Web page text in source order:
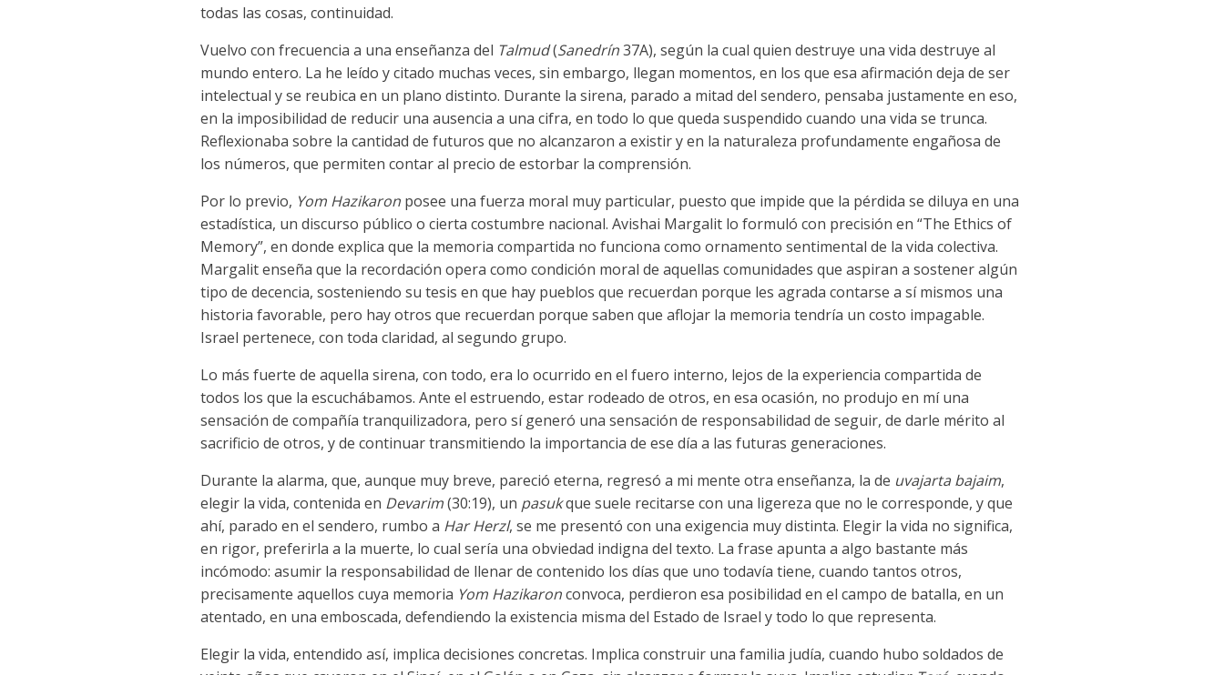
todas las cosas, continuidad.
Vuelvo con frecuencia a una enseñanza del Talmud(Sanedrín37A), según la cual quien destruye una vida destruye al
mundo entero. La he leído y citado muchas veces, sin embargo, llegan momentos, en los que esa afirmación deja de ser
intelectual y se reubica en un plano distinto. Durante la sirena, parado a mitad del sendero, pensaba justamente en eso,
en la imposibilidad de reducir una ausencia a una cifra, en todo lo que queda suspendido cuando una vida se trunca.
Reflexionaba sobre la cantidad de futuros que no alcanzaron a existir y en la naturaleza profundamente engañosa de
los números, que permiten contar al precio de estorbar la comprensión.
Por lo previo, Yom Hazikaron posee una fuerza moral muy particular, puesto que impide que la pérdida se diluya en una
estadística, un discurso público o cierta costumbre nacional. Avishai Margalit lo formuló con precisión en “The Ethics of
Memory”, en donde explica que la memoria compartida no funciona como ornamento sentimental de la vida colectiva.
Margalit enseña que la recordación opera como condición moral de aquellas comunidades que aspiran a sostener algún
tipo de decencia, sosteniendo su tesis en que hay pueblos que recuerdan porque les agrada contarse a sí mismos una
historia favorable, pero hay otros que recuerdan porque saben que aflojar la memoria tendría un costo impagable.
Israel pertenece, con toda claridad, al segundo grupo.
Lo más fuerte de aquella sirena, con todo, era lo ocurrido en el fuero interno, lejos de la experiencia compartida de
todos los que la escuchábamos. Ante el estruendo, estar rodeado de otros, en esa ocasión, no produjo en mí una
sensación de compañía tranquilizadora, pero sí generó una sensación de responsabilidad de seguir, de darle mérito al
sacrificio de otros, y de continuar transmitiendo la importancia de ese día a las futuras generaciones.
Durante la alarma, que, aunque muy breve, pareció eterna, regresó a mi mente otra enseñanza, la de uvajarta bajaim,
elegir la vida, contenida en Devarim(30:19), un pasukque suele recitarse con una ligereza que no le corresponde, y que
ahí, parado en el sendero, rumbo a Har Herzl, se me presentó con una exigencia muy distinta. Elegir la vida no significa,
en rigor, preferirla a la muerte, lo cual sería una obviedad indigna del texto. La frase apunta a algo bastante más
incómodo: asumir la responsabilidad de llenar de contenido los días que uno todavía tiene, cuando tantos otros,
precisamente aquellos cuya memoria Yom Hazikaronconvoca, perdieron esa posibilidad en el campo de batalla, en un
atentado, en una emboscada, defendiendo la existencia misma del Estado de Israel y todo lo que representa.
Elegir la vida, entendido así, implica decisiones concretas. Implica construir una familia judía, cuando hubo soldados de